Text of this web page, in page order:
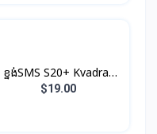
ខ្នង់SMS S20+ Kvadrat
Original
$19.00